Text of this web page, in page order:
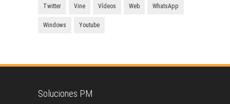
Twitter Vine Vídeos Web WhatsApp
Windows Youtube
Soluciones PM